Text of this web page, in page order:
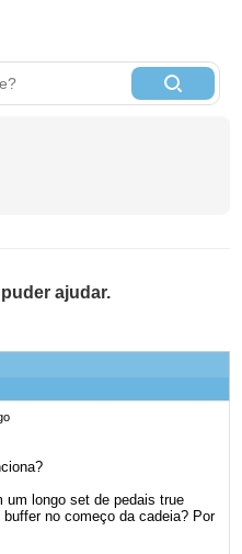
ajudar.
um longo set de pedais true
no começo da cadeia? Por